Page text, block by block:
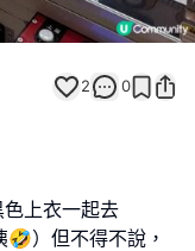
2 0
上衣一起去
）但不得不說，